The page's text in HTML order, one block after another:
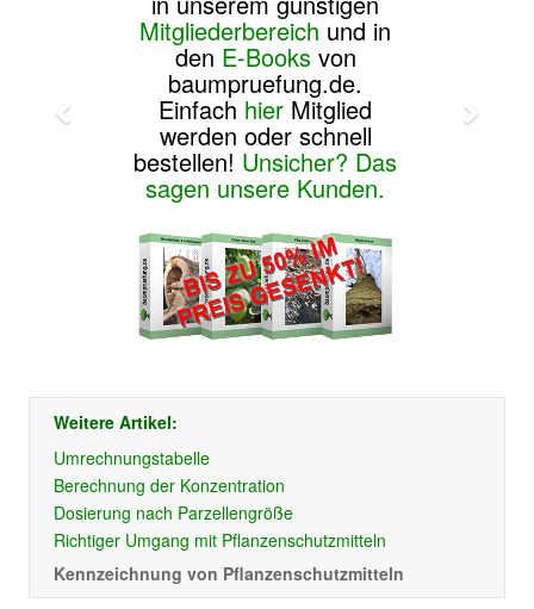
Mitgliederbereich und in
den E-Booksvon
baumpruefung.de.
Einfach hier Mitglied
werden oder schnell
bestellen! Unsicher? Das
sagen unsere Kunden.
Weitere Artikel:
Umrechnungstabelle
Berechnung der Konzentration
Dosierung nach Parzellengröße
Richtiger Umgang mit Pflanzenschutzmitteln
Kennzeichnung von Pflanzenschutzmitteln